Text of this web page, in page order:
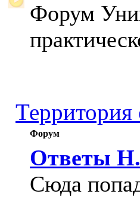
Форум
Форум
Ответы
Сюда